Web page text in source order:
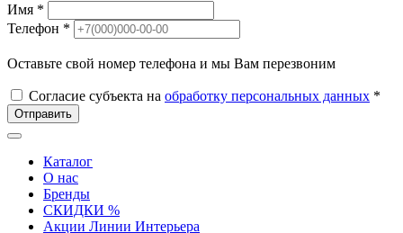
Имя *
Телефон *
Оставьте свой номер телефона и мы Вам перезвоним
Согласие субъекта на обработку персональных данных *
Отправить
Каталог
О нас
Бренды
СКИДКИ %
Акции Линии Интерьера